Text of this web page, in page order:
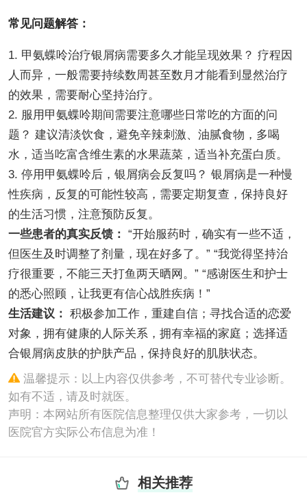
常见问题解答：
1. 甲氨蝶呤治疗银屑病需要多久才能呈现效果？ 疗程因
人而异，一般需要持续数周甚至数月才能看到显然治疗
的效果，需要耐心坚持治疗。
2. 服用甲氨蝶呤期间需要注意哪些日常吃的方面的问
题？ 建议清淡饮食，避免辛辣刺激、油腻食物，多喝
水，适当吃富含维生素的水果蔬菜，适当补充蛋白质。
3. 停用甲氨蝶呤后，银屑病会反复吗？ 银屑病是一种慢
性疾病，反复的可能性较高，需要定期复查，保持良好
的生活习惯，注意预防反复。
一些患者的真实反馈： “开始服药时，确实有一些不适，
但医生及时调整了剂量，现在好多了。” “我觉得坚持治
疗很重要，不能三天打鱼两天晒网。” “感谢医生和护士
的悉心照顾，让我更有信心战胜疾病！”
生活建议： 积极参加工作，重建自信；寻找合适的恋爱
对象，拥有健康的人际关系，拥有幸福的家庭；选择适
合银屑病皮肤的护肤产品，保持良好的肌肤状态。
温馨提示：以上内容仅供参考，不可替代专业诊断。
如有不适，请及时就医。
声明：本网站所有医院信息整理仅供大家参考，一切以
医院官方实际公布信息为准！
相关推荐